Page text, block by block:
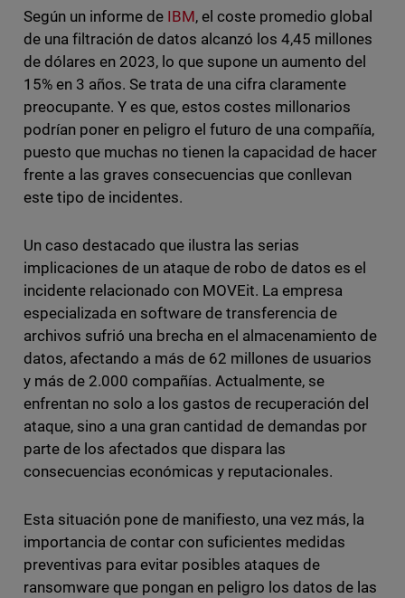
Según un informe de IBM, el coste promedio global
de una filtración de datos alcanzó los 4,45 millones
de dólares en 2023, lo que supone un aumento del
15% en 3 años. Se trata de una cifra claramente
preocupante. Y es que, estos costes millonarios
podrían poner en peligro el futuro de una compañía,
puesto que muchas no tienen la capacidad de hacer
frente a las graves consecuencias que conllevan
este tipo de incidentes.
Un caso destacado que ilustra las serias
implicaciones de un ataque de robo de datos es el
incidente relacionado con MOVEit. La empresa
especializada en software de transferencia de
archivos sufrió una brecha en el almacenamiento de
datos, afectando a más de 62 millones de usuarios
y más de 2.000 compañías. Actualmente, se
enfrentan no solo a los gastos de recuperación del
ataque, sino a una gran cantidad de demandas por
parte de los afectados que dispara las
consecuencias económicas y reputacionales.
Esta situación pone de manifiesto, una vez más, la
importancia de contar con suficientes medidas
preventivas para evitar posibles ataques de
ransomware que pongan en peligro los datos de las